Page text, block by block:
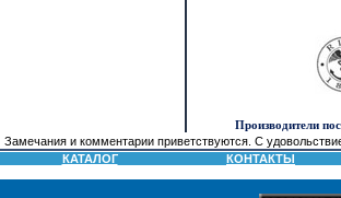
Производители
Замечания и комментарии приветствуются. С
КАТАЛОГ КОНТАКТЫ